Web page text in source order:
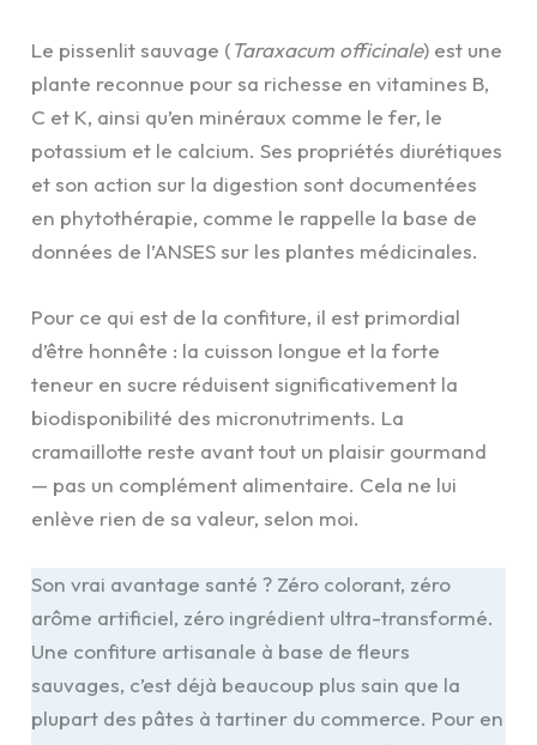
Le pissenlit sauvage (Taraxacum officinale) est une
plante reconnue pour sa richesse en vitamines B,
C et K, ainsi qu’en minéraux comme le fer, le
potassium et le calcium. Ses propriétés diurétiques
et son action sur la digestion sont documentées
en phytothérapie, comme le rappelle la base de
données de l’ANSES sur les plantes médicinales.
Pour ce qui est de la confiture, il est primordial
d’être honnête : la cuisson longue et la forte
teneur en sucre réduisent significativement la
biodisponibilité des micronutriments. La
cramaillotte reste avant tout un plaisir gourmand
— pas un complément alimentaire. Cela ne lui
enlève rien de sa valeur, selon moi.
Son vrai avantage santé ? Zéro colorant, zéro
arôme artificiel, zéro ingrédient ultra-transformé.
Une confiture artisanale à base de fleurs
sauvages, c’est déjà beaucoup plus sain que la
plupart des pâtes à tartiner du commerce. Pour en